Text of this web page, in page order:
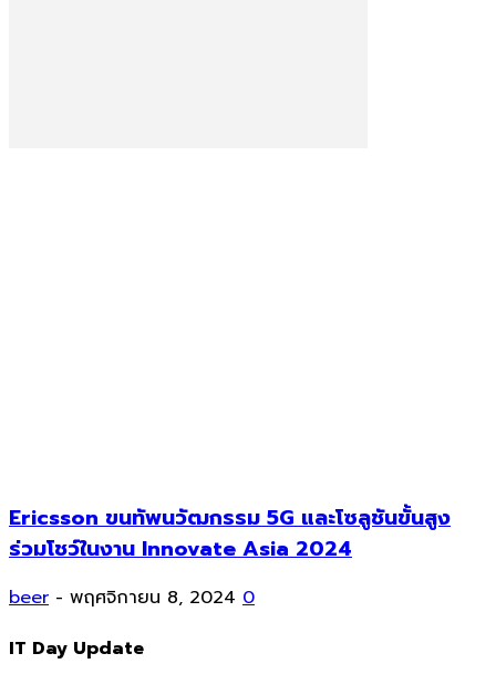
Ericsson ขนทัพนวัฒกรรม 5G และโซลูชันขั้นสูง
ร่วมโชว์ในงาน Innovate Asia 2024
beer - พฤศจิกายน 8, 2024 0
IT Day Update